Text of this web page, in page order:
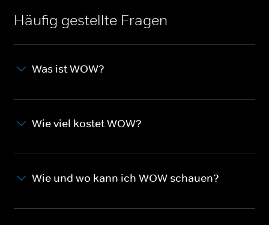
Häufig gestellte Fragen
Was ist WOW?
Wie viel kostet WOW?
Wie und wo kann ich WOW schauen?